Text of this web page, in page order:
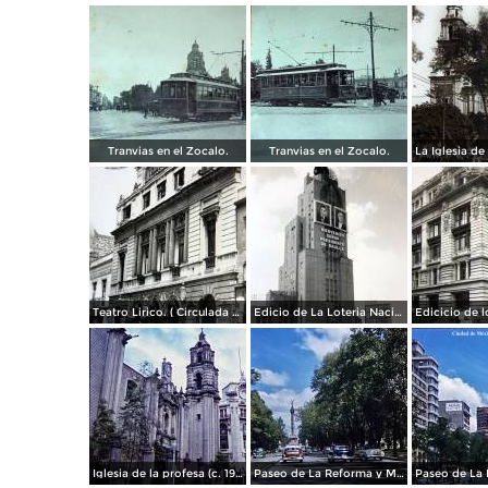
Tranvias en el Zocalo. Tranvias en el Zocalo.
Teatro Lirico. ( Circulada el 1 de Agosto de 1926 ). Edicio de La Loteria Nacional Ciudad de México Abril de 1964
Iglesia de la profesa (c. 1950) Paseo de La Reforma y Mto a La Independencia 1950 Paseo de La